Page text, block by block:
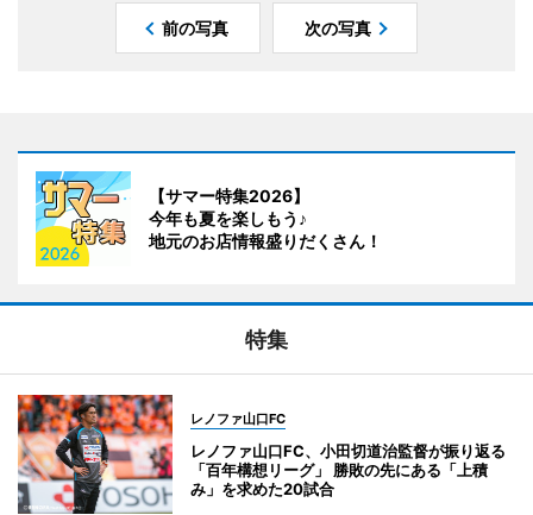
前の写真 次の写真
【サマー特集2026】
今年も夏を楽しもう♪
地元のお店情報盛りだくさん！
特集
レノファ山口FC
レノファ山口FC、小田切道治監督が振り返る
「百年構想リーグ」 勝敗の先にある「上積
み」を求めた20試合